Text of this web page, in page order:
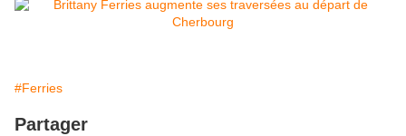
#Ferries
Partager